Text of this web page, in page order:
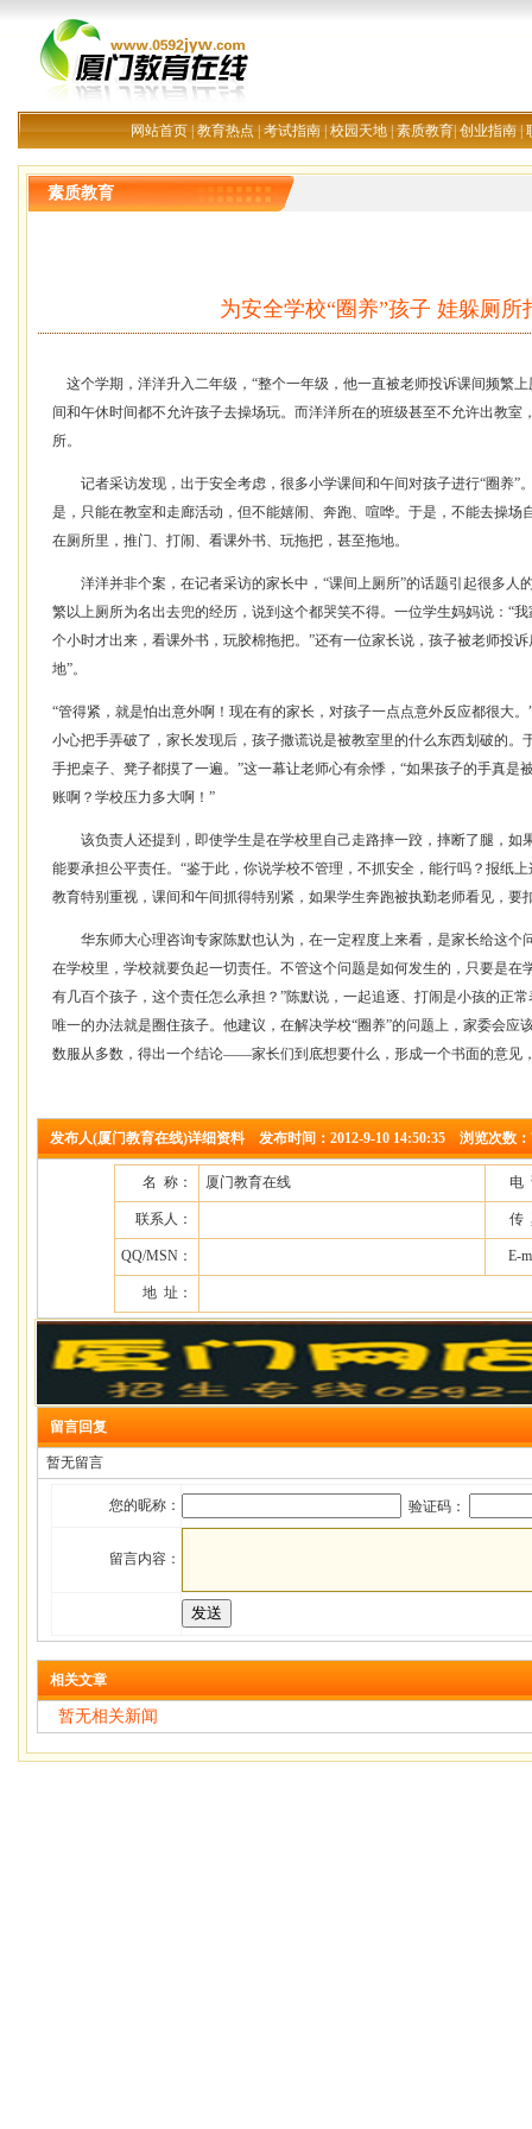
网站首页|教育热点|考试指南|校园天地|素质教育|创业指南|
素质教育
为安全学校“圈养”孩子 娃躲厕所
这个学期，洋洋升入二年级，“整个一年级，他一直被老师投诉课间频繁
间和午休时间都不允许孩子去操场玩。而洋洋所在的班级甚至不允许出教
所。
记者采访发现，出于安全考虑，很多小学课间和午间对孩子进行“圈养”
是，只能在教室和走廊活动，但不能嬉闹、奔跑、喧哗。于是，不能去操场
在厕所里，推门、打闹、看课外书、玩拖把，甚至拖地。
洋洋并非个案，在记者采访的家长中，“课间上厕所”的话题引起很多人
繁以上厕所为名出去兜的经历，说到这个都哭笑不得。一位学生妈妈说：“
个小时才出来，看课外书，玩胶棉拖把。”还有一位家长说，孩子被老师投
地”。
“管得紧，就是怕出意外啊！现在有的家长，对孩子一点点意外反应都很大
小心把手弄破了，家长发现后，孩子撒谎说是被教室里的什么东西划破的。
手把桌子、凳子都摸了一遍。”这一幕让老师心有余悸，“如果孩子的手真是
账啊？学校压力多大啊！”
该负责人还提到，即使学生是在学校里自己走路摔一跤，摔断了腿，如
能要承担公平责任。“鉴于此，你说学校不管理，不抓安全，能行吗？报纸
教育特别重视，课间和午间抓得特别紧，如果学生奔跑被执勤老师看见，要
华东师大心理咨询专家陈默也认为，在一定程度上来看，是家长给这个
在学校里，学校就要负起一切责任。不管这个问题是如何发生的，只要是在
有几百个孩子，这个责任怎么承担？”陈默说，一起追逐、打闹是小孩的正
唯一的办法就是圈住孩子。他建议，在解决学校“圈养”的问题上，家委会应
数服从多数，得出一个结论——家长们到底想要什么，形成一个书面的意见
发布人(厦门教育在线)详细资料 发布时间：2012-9-10 14:50:35 浏览次数：
名 称： 厦门教育在线 电
联系人： 传
QQ/MSN： E-
地 址：
留言回复
暂无留言
您的昵称： 验证码：
留言内容：
相关文章
暂无相关新闻